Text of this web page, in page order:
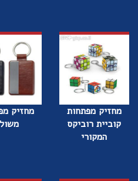
מחזיק מפתחות
קוביית רוביקס
המקורי
מחזיק